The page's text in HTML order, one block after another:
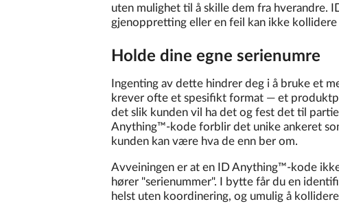
uten mulighet til å skille dem fra hverandre.
gjenoppretting eller en feil kan ikke kollidere
Holde dine egne serienumre
Ingenting av dette hindrer deg i å bruke et
krever ofte et spesifikt format — et
det slik kunden vil ha det og fest det til
Anything™-kode forblir det unike ankeret
kunden kan være hva de enn ber om.
Avveiningen er at en ID Anything™-kode
hører "serienummer". I bytte får du en
helst uten koordinering, og umulig å